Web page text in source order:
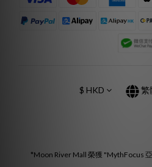
$ HKD 繁
*Moon River Mall 榮獲 "MythFocus